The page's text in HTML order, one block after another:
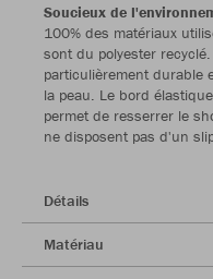
Soucieux de
100% des matériaux
sont du polyester
particulièrement durable
la peau. Le bord
permet de resserrer le
ne disposent pas d'un
Détails
Matériau